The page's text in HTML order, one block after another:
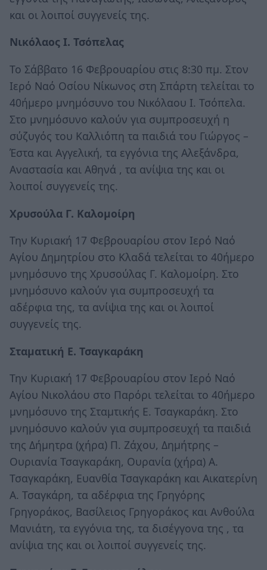
και οι λοιποί συγγενείς της.
Νικόλαος Ι. Τσόπελας
Το Σάββατο 16 Φεβρουαρίου στις 8:30 πμ. Στον
Ιερό Ναό Οσίου Νίκωνος στη Σπάρτη τελείται το
40ήμερο μνημόσυνο του Νικόλαου Ι. Τσόπελα.
Στο μνημόσυνο καλούν για συμπροσευχή η
σύζυγός του Καλλιόπη τα παιδιά του Γιώργος –
Έστα και Αγγελική, τα εγγόνια της Αλεξάνδρα,
Αναστασία και Αθηνά , τα ανίψια της και οι
λοιποί συγγενείς της.
Χρυσούλα Γ. Καλομοίρη
Την Κυριακή 17 Φεβρουαρίου στον Ιερό Ναό
Αγίου Δημητρίου στο Κλαδά τελείται το 40ήμερο
μνημόσυνο της Χρυσούλας Γ. Καλομοίρη. Στο
μνημόσυνο καλούν για συμπροσευχή τα
αδέρφια της, τα ανίψια της και οι λοιποί
συγγενείς της.
Σταματική Ε. Τσαγκαράκη
Την Κυριακή 17 Φεβρουαρίου στον Ιερό Ναό
Αγίου Νικολάου στο Παρόρι τελείται το 40ήμερο
μνημόσυνο της Σταμτικής Ε. Τσαγκαράκη. Στο
μνημόσυνο καλούν για συμπροσευχή τα παιδιά
της Δήμητρα (χήρα) Π. Ζάχου, Δημήτρης –
Ουριανία Τσαγκαράκη, Ουρανία (χήρα) Α.
Τσαγκαράκη, Ευανθία Τσαγκαράκη και Αικατερίνη
Α. Τσαγκάρη, τα αδέρφια της Γρηγόρης
Γρηγοράκος, Βασίλειος Γρηγοράκος και Ανθούλα
Μανιάτη, τα εγγόνια της, τα δισέγγονα της , τα
ανίψια της και οι λοιποί συγγενείς της.